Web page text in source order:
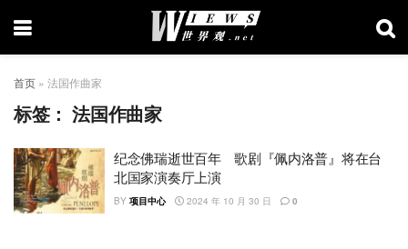
首页 » 法国作曲家
标签：法国作曲家
纪念佛瑞逝世百年 歌剧『佩内洛普』将在台
北国家演奏厅上演
BY 项目中心 2024 年 10 月 30 日 0